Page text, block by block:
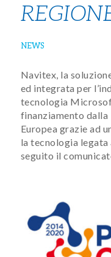
NEWS
Navitex, la
ed integrata per
tecnologia
finanziamento dalla
Europea grazie ad
la tecnologia legata
seguito il